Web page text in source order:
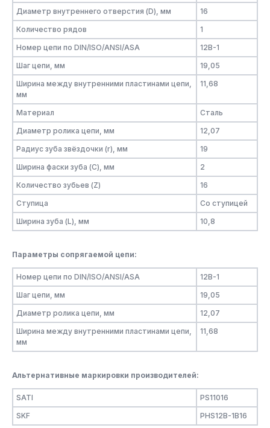
Диаметр внутреннего отверстия (D), мм
16
Количество рядов
1
Номер цепи по DIN/ISO/ANSI/ASA
12B-1
Шаг цепи, мм
19,05
Ширина между внутренними пластинами цепи,
мм
11,68
Материал
Сталь
Диаметр ролика цепи, мм
12,07
Радиус зуба звёздочки (r), мм
19
Ширина фаски зуба (C), мм
2
Количество зубьев (Z)
16
Ступица
Со ступицей
Ширина зуба (L), мм
10,8
Параметры сопрягаемой цепи:
Номер цепи по DIN/ISO/ANSI/ASA
12B-1
Шаг цепи, мм
19,05
Диаметр ролика цепи, мм
12,07
Ширина между внутренними пластинами цепи,
мм
11,68
Альтернативные маркировки производителей:
SATI
PS11016
SKF
PHS12B-1B16